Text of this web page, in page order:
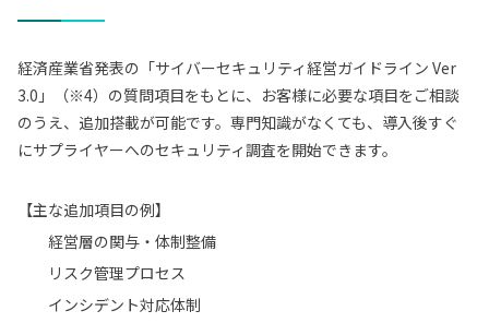
経済産業省発表の「サイバーセキュリティ経営ガイドライン Ver
3.0」（※4）の質問項目をもとに、お客様に必要な項目をご相談
のうえ、追加搭載が可能です。専門知識がなくても、導入後すぐ
にサプライヤーへのセキュリティ調査を開始できます。
【主な追加項目の例】
経営層の関与・体制整備
リスク管理プロセス
インシデント対応体制